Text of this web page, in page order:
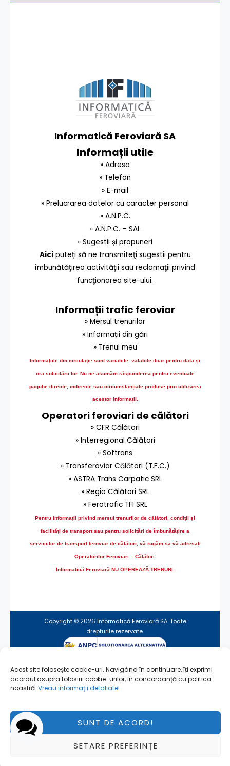
Acest site folosește cookie-uri. Navigând în continuare, îți exprimi
acordul asupra folosirii cookie-urilor, în concordanță cu politica
noastră. Vreau informații detaliate!
SUNT DE ACORD!
SETARE PREFERINȚE
Informatică Feroviară SA
Informații utile
» Adresa
» Telefon
» E-mail
» Prelucrarea datelor cu caracter personal
» A.N.P.C.
» A.N.P.C. – SAL
» Sugestii și propuneri
Aiciputeţi să ne transmiteţi sugestii pentru
îmbunătăţirea activităţii sau reclamaţii privind
funcţionarea site-ului.
Informații trafic feroviar
» Mersul trenurilor
» Informații din gări
» Trenul meu
Informaţiile din circulaţie sunt variabile, valabile doar pentru data şi
ora solicitării lor. Nu ne asumăm răspunderea pentru eventuale
pagube directe, indirecte sau circumstanțiale produse prin utilizarea
acestor informații.
Operatori feroviari de călători
» CFR Călători
» Interregional Călători
» Softrans
» Transferoviar Călători (T.F.C.)
» ASTRA Trans Carpatic SRL
» Regio Călători SRL
» Ferotrafic TFI SRL
Pentru informații privind mersul trenurilor de călători, condiții și
facilități de transport sau pentru solicitări de îmbunătățire a
serviciilor de transport feroviar de călători, vă rugăm sa vă adresați
Operatorilor Feroviari – Călători.
Informatică Feroviară NU OPEREAZĂ TRENURI.
Copyright © 2026 Informatică Feroviară SA. Toate
drepturile rezervate.
Termeni de utilizare
Utilizare fişiere cookie
Pagină actualizată la 22/01/2024